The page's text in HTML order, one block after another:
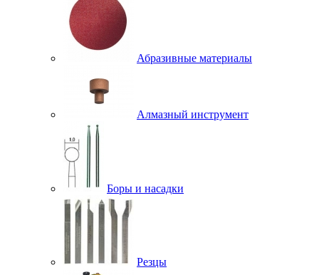
Абразивные материалы
Алмазный инструмент
Боры и насадки
Резцы